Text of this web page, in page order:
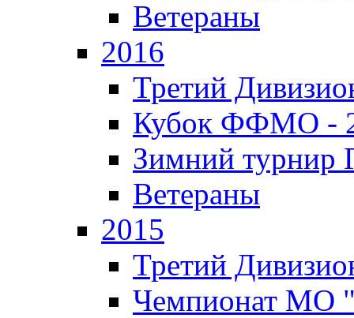
Ветераны
2016
Третий
Кубок ФФМО -
Зимний турнир
Ветераны
2015
Третий
Чемпионат МО